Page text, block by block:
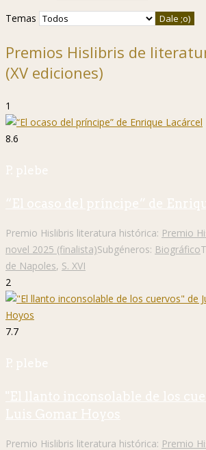
Temas
Premios Hislibris de
(XV ediciones)
1
8.6
P. plebe
“El ocaso del príncipe” de
Premio Hislibris literatura histórica: Premio
novel 2025 (finalista)Subgéneros: Biográfico
de Napoles, S. XVI
2
7.7
P. plebe
"El llanto inconsolable de los
Luis Gomar Hoyos
Premio Hislibris literatura histórica: Premio